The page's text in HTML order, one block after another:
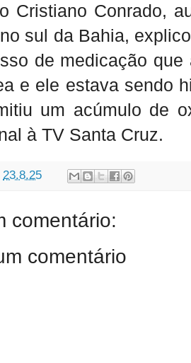
Cristiano Conrado,
sul da Bahia,
de medicação
e ele estava sendo
um acúmulo de
à TV Santa Cruz.
23.8.25
comentário:
comentário